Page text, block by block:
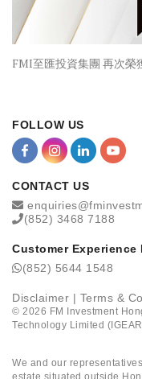
FMI至匯投資集團 再次榮
FOLLOW US
CONTACT US
(852) 3468 7188
Customer Experience
(852) 5644 1548
Disclaimer | Terms &
© 2026 FM Investment
Technology Limited
We and our
estate situated outside